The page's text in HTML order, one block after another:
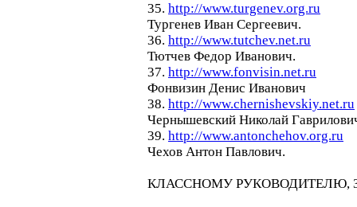
35. http://www.turgenev.org.ru
Тургенев Иван Сергеевич.
36. http://www.tutchev.net.ru
Тютчев Федор Иванович.
37. http://www.fonvisin.net.ru
Фонвизин Денис Иванович
38. http://www.chernishevskiy.net.ru
Чернышевский Николай
39. http://www.antonchehov.org.ru
Чехов Антон Павлович.
КЛАССНОМУ РУКОВОДИТЕЛЮ,